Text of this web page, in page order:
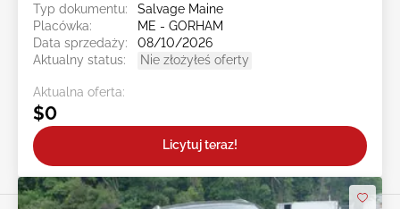
Typ dokumentu:
Salvage Maine
Placówka:
ME - GORHAM
Data sprzedaży:
08/10/2026
Aktualny status:
Nie złożyłeś oferty
Aktualna oferta:
$0
Licytuj teraz!